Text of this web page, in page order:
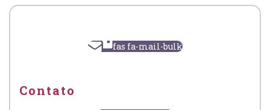
fas fa-mail-bulk
Contato